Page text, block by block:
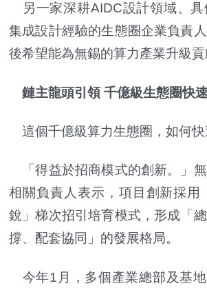
另一家深耕AIDC設計領域、具
集成設計經驗的生態圈企業負責
後希望能為無錫的算力產業升級貢
鏈主龍頭引領 千億級生態圈快
這個千億級算力生態圈，如何快
「得益於招商模式的創新。」
相關負責人表示，項目創新採用
銳」梯次招引培育模式，形成「
撐、配套協同」的發展格局。
今年1月，多個產業總部及基